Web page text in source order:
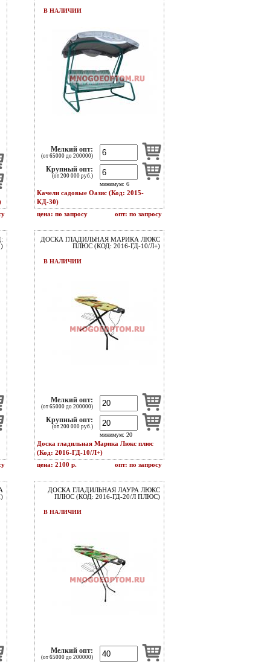
В НАЛИЧИИ
Мелкий опт:
(от 65000 до 200000)
Крупный опт:
(от 200 000 руб.)
минимум: 6
Качели садовые Оазис (Код: 2015-
КД-30)
цена: по запросу
опт: по запросу
ДОСКА ГЛАДИЛЬНАЯ МАРИКА ЛЮКС
ПЛЮС (КОД: 2016-ГД-10/Л+)
В НАЛИЧИИ
Мелкий опт:
(от 65000 до 200000)
Крупный опт:
(от 200 000 руб.)
минимум: 20
Доска гладильная Марика Люкс плюс
(Код: 2016-ГД-10/Л+)
цена: 2100 р.
опт: по запросу
ДОСКА ГЛАДИЛЬНАЯ ЛАУРА ЛЮКС
ПЛЮС (КОД: 2016-ГД-20/Л ПЛЮС)
В НАЛИЧИИ
Мелкий опт:
(от 65000 до 200000)